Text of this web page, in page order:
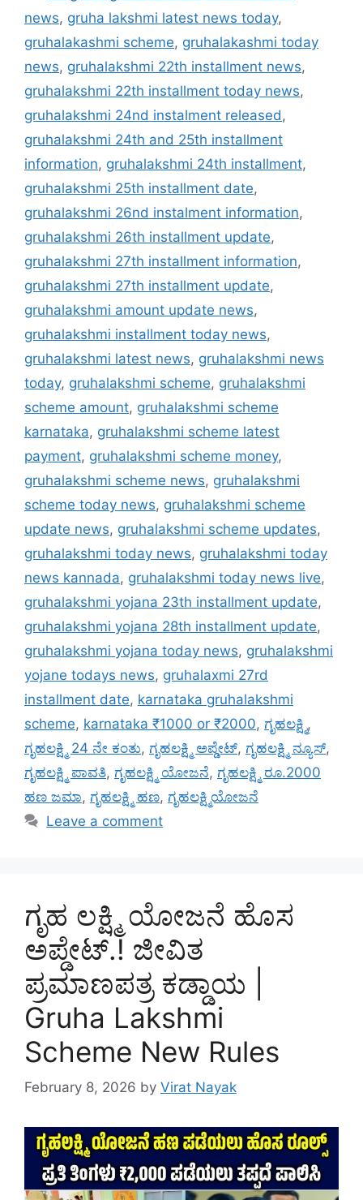
news, gruha lakshmi latest news today,
gruhalakashmi scheme, gruhalakashmi today
news, gruhalakshmi 22th installment news,
gruhalakshmi 22th installment today news,
gruhalakshmi 24nd instalment released ,
gruhalakshmi 24th and 25th installment
information, gruhalakshmi 24th installment,
gruhalakshmi 25th installment date,
gruhalakshmi 26nd instalment information,
gruhalakshmi 26th installment update,
gruhalakshmi 27th installment information,
gruhalakshmi 27th installment update,
gruhalakshmi amount update news,
gruhalakshmi installment today news,
gruhalakshmi latest news, gruhalakshmi news
today, gruhalakshmi scheme, gruhalakshmi
scheme amount, gruhalakshmi scheme
karnataka, gruhalakshmi scheme latest
payment, gruhalakshmi scheme money,
gruhalakshmi scheme news, gruhalakshmi
scheme today news, gruhalakshmi scheme
update news, gruhalakshmi scheme updates,
gruhalakshmi today news, gruhalakshmi today
news kannada, gruhalakshmi today news live,
gruhalakshmi yojana 23th installment update,
gruhalakshmi yojana 28th installment update,
gruhalakshmi yojana today news, gruhalakshmi
yojane todays news, gruhalaxmi 27rd
installment date, karnataka gruhalakshmi
scheme, karnataka ₹1000 or ₹2000, ಗೃಹಲಕ್ಷ್ಮಿ ,
ಗೃಹಲಕ್ಷ್ಮಿ 24 ನೇ ಕಂತು, ಗೃಹಲಕ್ಷ್ಮಿ ಅಪ್ಡೇಟ್, ಗೃಹಲಕ್ಷ್ಮಿ ನ್ಯೂಸ್,
ಗೃಹಲಕ್ಷ್ಮಿ ಪಾವತಿ, ಗೃಹಲಕ್ಷ್ಮಿ ಯೋಜನೆ, ಗೃಹಲಕ್ಷ್ಮಿ ರೂ.2000
ಹಣ ಜಮಾ, ಗೃಹಲಕ್ಷ್ಮಿ ಹಣ, ಗೃಹಲಕ್ಷ್ಮಿಯೋಜನೆ
Leave a comment
ಗೃಹ ಲಕ್ಷ್ಮಿ ಯೋಜನೆ ಹೊಸ
ಅಪ್ಡೇಟ್.! ಜೀವಿತ
ಪ್ರಮಾಣಪತ್ರ ಕಡ್ಡಾಯ |
Gruha Lakshmi
Scheme New Rules
February 8, 2026 by Virat Nayak